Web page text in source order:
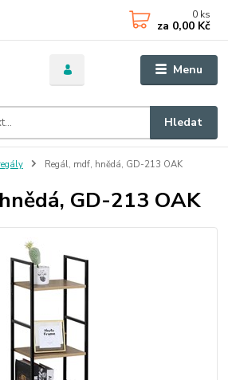
Menu
Hledat
0 ks
za 0,00 Kč
Regál, mdf, hnědá, GD-213 OAK
GD-213 OAK